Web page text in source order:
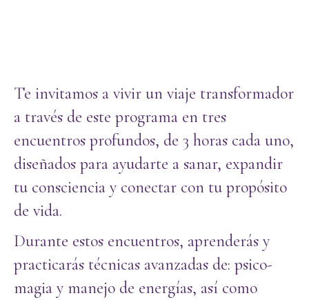
Te invitamos a vivir un viaje transformador
a través de este programa en tres
encuentros profundos, de 3 horas cada uno,
diseñados para ayudarte a sanar, expandir
tu consciencia y conectar con tu propósito
de vida.
Durante estos encuentros, aprenderás y
practicarás técnicas avanzadas de: psico-
magia y manejo de energías, así como